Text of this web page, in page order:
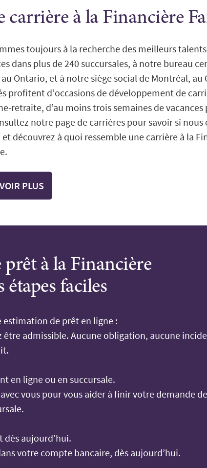
carrière à la Financière
toujours à la recherche des meilleurs
dans plus de 240 succursales, à notre bureau
Ontario, et à notre siège social de Montréal, au
profitent d’occasions de développement de
retraite, d’au moins trois semaines de vacances
notre page de carrières pour savoir si
et découvrez à quoi ressemble une carrière à la
PLUS
prêt à la Financière
faciles
estimation de prêt en ligne :
admissible. Aucune obligation, aucune
en ligne ou en succursale.
vous pour vous aider à finir votre demande
dès aujourd’hui.
votre compte bancaire, dès aujourd’hui.